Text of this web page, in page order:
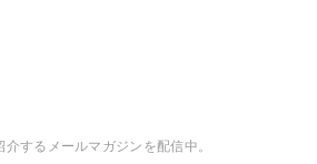
介するメールマガジンを配信中。